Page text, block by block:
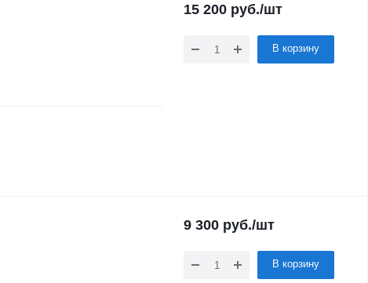
15 200 руб./шт
В корзину
9 300 руб./шт
В корзину